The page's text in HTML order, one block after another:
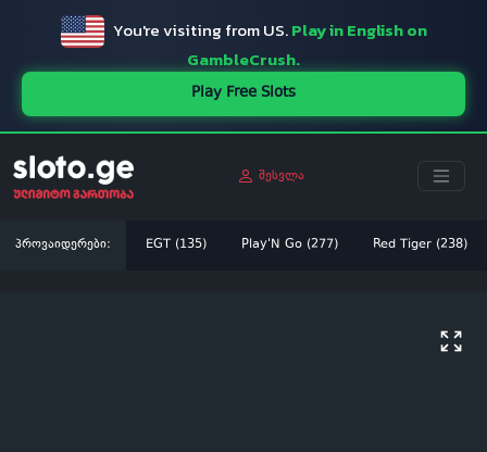
You're visiting from US.Play in English on
GambleCrush.
Play Free Slots
შესვლა
პროვაიდერები: EGT (135) Play'N Go (277) Red Tiger (238)